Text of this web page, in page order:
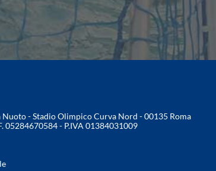
- Stadio Olimpico Curva Nord - 00135 Roma
05284670584 - P.IVA 01384031009